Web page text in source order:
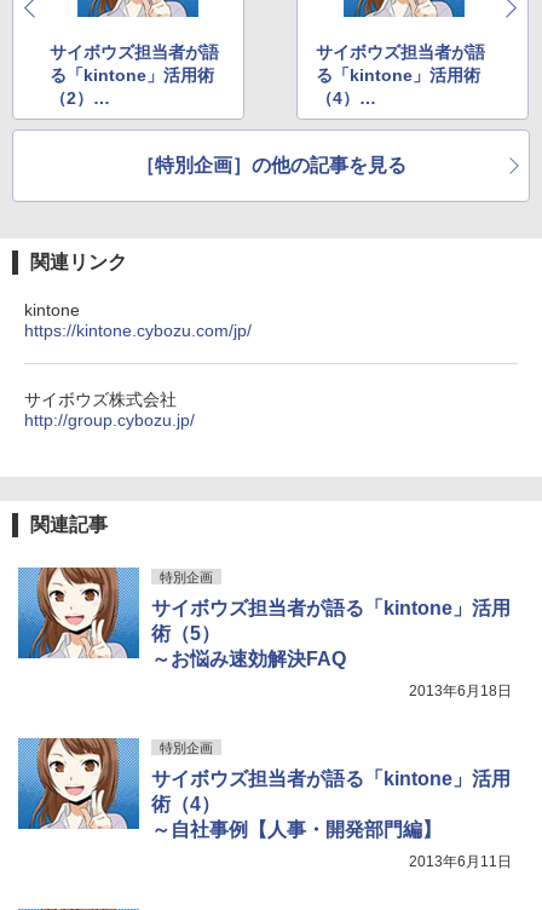
サイボウズ担当者が語
る「kintone」活用術
（2）
～不動産とアパレル通
サイボウズ担当者が語
る「kintone」活用術
（4）
～自社事例【人事・開
［特別企画］の他の記事を見る
関連リンク
kintone
https://kintone.cybozu.com/jp/
サイボウズ株式会社
http://group.cybozu.jp/
関連記事
特別企画
サイボウズ担当者が語る「kintone」活用
術（5）
～お悩み速効解決FAQ
2013年6月18日
特別企画
サイボウズ担当者が語る「kintone」活用
術（4）
～自社事例【人事・開発部門編】
2013年6月11日